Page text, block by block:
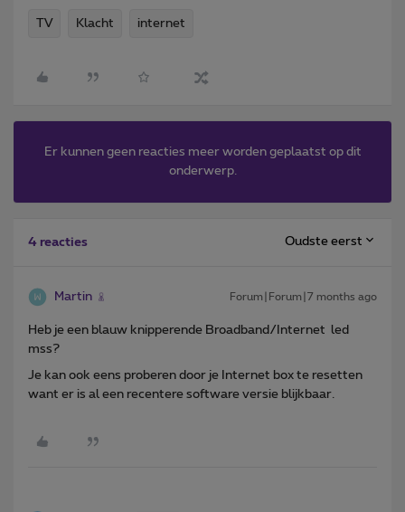
TV Klacht internet
Er kunnen geen reacties meer worden geplaatst op dit
onderwerp.
4 reacties Oudste eerst
Martin Forum|Forum|7 months ago
Heb je een blauw knipperende Broadband/Internet led
mss?
Je kan ook eens proberen door je Internet box te resetten
want er is al een recentere software versie blijkbaar.